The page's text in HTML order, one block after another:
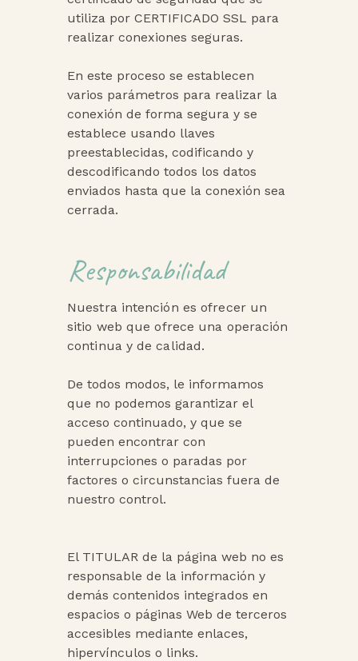
utiliza por CERTIFICADO SSL para
realizar conexiones seguras.
En este proceso se establecen
varios parámetros para realizar la
conexión de forma segura y se
establece usando llaves
preestablecidas, codificando y
descodificando todos los datos
enviados hasta que la conexión sea
cerrada.
Responsabilidad
Nuestra intención es ofrecer un
sitio web que ofrece una operación
continua y de calidad.
De todos modos, le informamos
que no podemos garantizar el
acceso continuado, y que se
pueden encontrar con
interrupciones o paradas por
factores o circunstancias fuera de
nuestro control.
El TITULAR de la página web no es
responsable de la información y
demás contenidos integrados en
espacios o páginas Web de terceros
accesibles mediante enlaces,
hipervínculos o links.